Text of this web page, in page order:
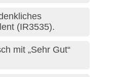
(IR3535).
mit „Sehr Gut“